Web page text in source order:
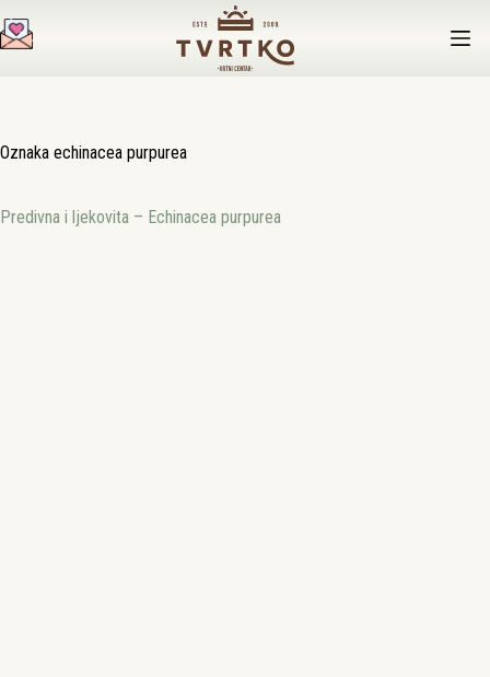
na
sadržaj
Oznaka echinacea purpurea
Predivna i ljekovita – Echinacea purpurea